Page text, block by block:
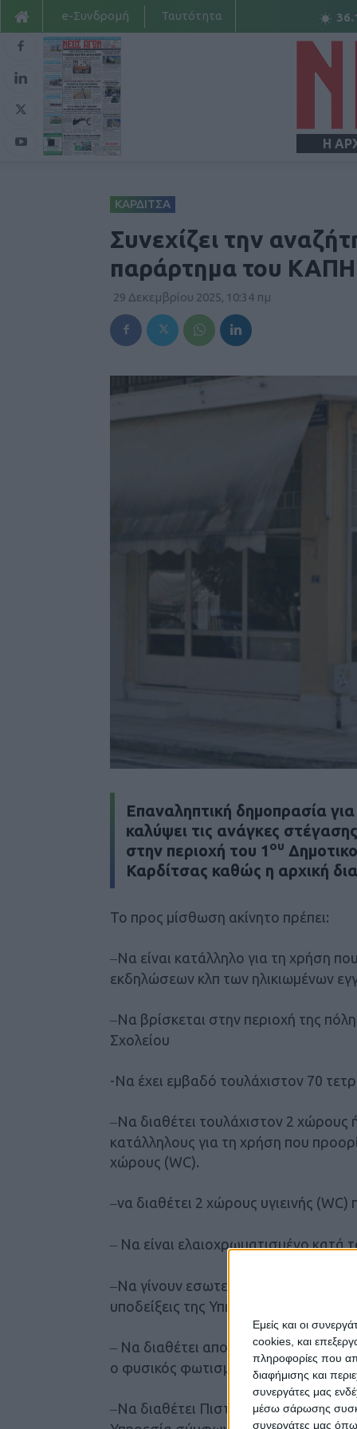
Εμείς και οι
cookies, και
πληροφορίες που
διαφήμισης και
συνεργάτες μας
μέσω σάρωσης
συνεργάτες μας
e-Συνδρομή Ταυτότητα
Η
ΚΑΡΔΙΤΣΑ
Συνεχίζει την
παράρτημα του ΚΑΠΗ
29 Δεκεμβρίου 2025, 10:34 πμ
Eπαναληπτική δημοπρασία
καλύψει τις ανάγκες
στην περιοχή του 1 ου
Καρδίτσας καθώς η αρχική
Το προς μίσθωση ακίνητο πρέπει:
–Να είναι κατάλληλο για τη χρήση
εκδηλώσεων κλπ των ηλικιωμένων
–Να βρίσκεται στην περιοχή της
Σχολείου
-Να έχει εμβαδό τουλάχιστον 70
–Να διαθέτει τουλάχιστον 2 χώρους
κατάλληλους για τη χρήση που
χώρους (WC).
–να διαθέτει 2 χώρους υγιεινής (WC)
– Να είναι ελαιοχρωματισμένο κατά
–Να γίνουν εσωτερικές
υποδείξεις της Υπηρεσίας.
– Να διαθέτει αποτελεσματικό
ο φυσικός φωτισμός και αερισμός
–Να διαθέτει Πιστοποιητικό